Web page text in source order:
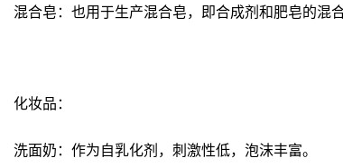
混合皂：也用于生产混合皂，即合成剂和肥皂的混合
化妆品：
洗面奶：作为自乳化剂，刺激性低，泡沫丰富。